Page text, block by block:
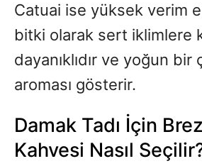
Catuai ise yüksek verim
bitki olarak sert iklimlere
dayanıklıdır ve yoğun bir
aroması gösterir.
Damak Tadı İçin
Kahvesi Nasıl